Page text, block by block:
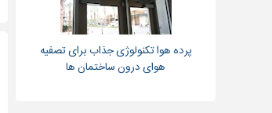
پرده هوا تکنولوژی جذاب برای تصفیه
هوای درون ساختمان ها